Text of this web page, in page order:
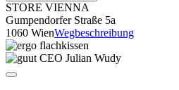
STORE VIENNA
Gumpendorfer Straße 5a
1060 WienWegbeschreibung